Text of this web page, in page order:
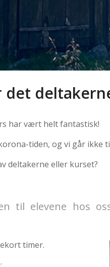
det
har vært helt fantastisk!
tiden, og vi går ikke
deltakerne eller kurset?
til elevene hos
timer.